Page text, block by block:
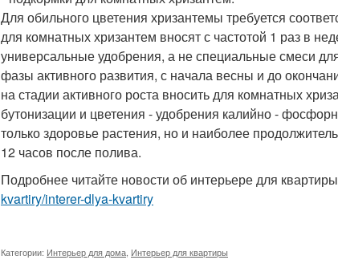
Для обильного цветения хризантемы требуется
для комнатных хризантем вносят с частотой 1 раз в
универсальные удобрения, а не специальные смеси
фазы активного развития, с начала весны и до
на стадии активного роста вносить для комнатных
бутонизации и цветения - удобрения калийно -
только здоровье растения, но и наиболее
12 часов после полива.
Подробнее читайте новости об интерьере для
kvartiry/interer-dlya-kvartiry
Категории: Интерьер для дома Интерьер для квартиры